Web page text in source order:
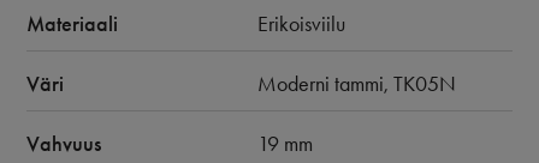
Materiaali Erikoisviilu
Väri Moderni tammi, TK05N
Vahvuus 19 mm